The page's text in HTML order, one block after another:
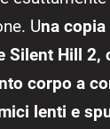
Una
Silent Hill 2,
corpo a
lenti e